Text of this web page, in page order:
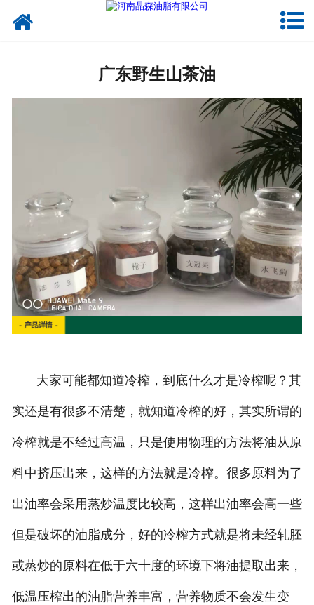
广东来料代工
广东野生山茶油
大家可能都知道冷榨，到底什么才是冷榨呢？其
实还是有很多不清楚，就知道冷榨的好，其实所谓的
冷榨就是不经过高温，只是使用物理的方法将油从原
料中挤压出来，这样的方法就是冷榨。很多原料为了
出油率会采用蒸炒温度比较高，这样出油率会高一些
但是破坏的油脂成分，好的冷榨方式就是将未经轧胚
或蒸炒的原料在低于六十度的环境下将油提取出来，
低温压榨出的油脂营养丰富，营养物质不会发生变